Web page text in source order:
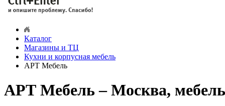
Каталог
Магазины и ТЦ
Кухни и корпусная мебель
АРТ Мебель
АРТ Мебель – Москва,